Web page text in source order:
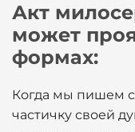
Акт
может
формах:
Когда мы пишем
частичку своей